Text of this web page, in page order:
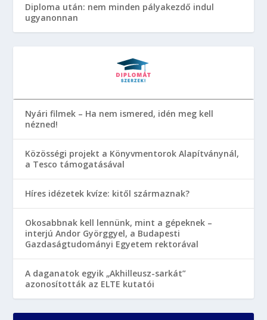
Diploma után: nem minden pályakezdő indul
ugyanonnan
Nyári filmek – Ha nem ismered, idén meg kell
nézned!
Közösségi projekt a Könyvmentorok Alapítványnál,
a Tesco támogatásával
Híres idézetek kvíze: kitől származnak?
Okosabbnak kell lennünk, mint a gépeknek –
interjú Andor Györggyel, a Budapesti
Gazdaságtudományi Egyetem rektorával
A daganatok egyik „Akhilleusz-sarkát”
azonosították az ELTE kutatói